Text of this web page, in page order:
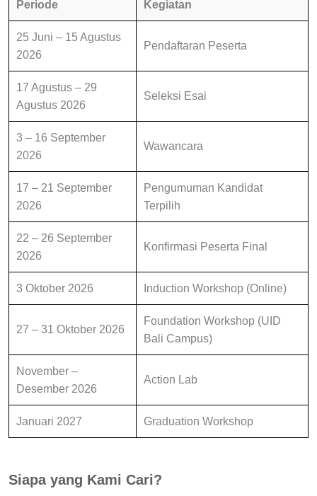
Periode Kegiatan
25 Juni – 15 Agustus
2026
Pendaftaran Peserta
17 Agustus – 29
Agustus 2026
Seleksi Esai
3 – 16 September
2026
Wawancara
17 – 21 September
2026
Pengumuman Kandidat
Terpilih
22 – 26 September
2026
Konfirmasi Peserta Final
3 Oktober 2026 Induction Workshop (Online)
27 – 31 Oktober 2026
Foundation Workshop (UID
Bali Campus)
November –
Desember 2026
Action Lab
Januari 2027 Graduation Workshop
Siapa yang Kami Cari?